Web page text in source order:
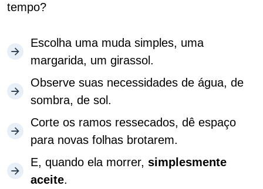
tempo?
Escolha uma muda simples, uma
margarida, um girassol.
Observe suas necessidades de água, de
sombra, de sol.
Corte os ramos ressecados, dê espaço
para novas folhas brotarem.
E, quando ela morrer, simplesmente
aceite.